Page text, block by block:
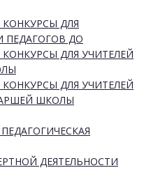
ДЛЯ
ПЕДАГОГОВ ДО
ДЛЯ УЧИТЕЛЕЙ
ДЛЯ УЧИТЕЛЕЙ
ШКОЛЫ
ДЕЯТЕЛЬНОСТИ